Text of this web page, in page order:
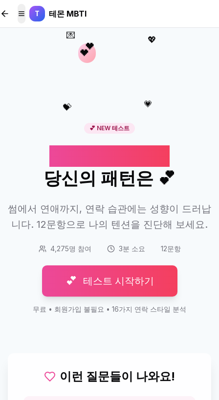
본문 바로가기
메뉴 토글
T 테몬 MBTI
💕
💌 💖
💝
💗
💕 NEW 테스트
당신의 패턴은 💕
썸에서 연애까지, 연락 습관에는 성향이 드러납
니다. 12문항으로 나의 텐션을 진단해 보세요.
4,275명 참여 3분 소요 12문항
💕 테스트 시작하기
무료 • 회원가입 불필요 • 16가지 연락 스타일 분석
이런 질문들이 나와요!